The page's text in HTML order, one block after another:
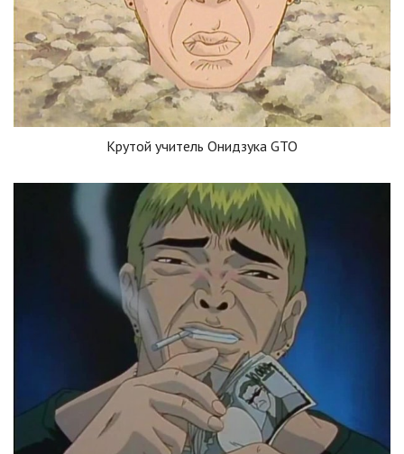
Крутой учитель Онидзука GTO